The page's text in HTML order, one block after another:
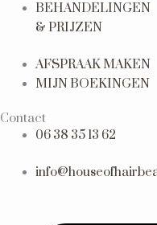
BEHANDELINGEN
& PRIJZEN
AFSPRAAK MAKEN
MIJN BOEKINGEN
Contact
06 38 35 13 62